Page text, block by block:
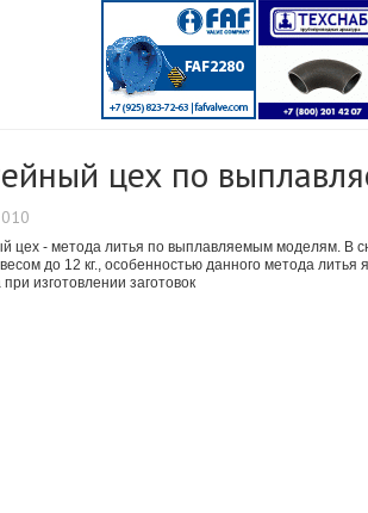
цех по
цех - метода литья по выплавляемым моделям. В
до 12 кг., особенностью данного метода
изготовлении заготовок